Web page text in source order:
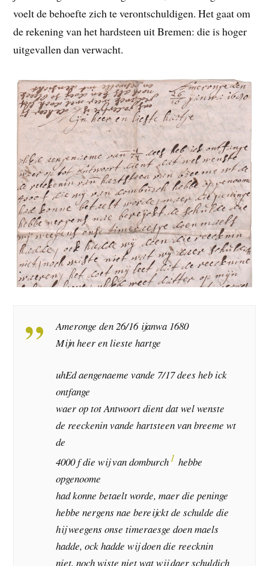
voelt de behoefte zich te verontschuldigen. Het gaat om
de rekening van het hardsteen uit Bremen: die is hoger
uitgevallen dan verwacht.
Ameronge den 26/16 ijanwa 1680
Mijn heer en lieste hartge
uhEd aengenaeme vande 7/17 dees heb ick
ontfange
waer op tot Antwoort dient dat wel wenste
de reeckenin vande hartsteen van breeme wt
de
4000 f die wij van domburch1 hebbe
opgenoome
had konne betaelt worde, maer die peninge
hebbe nergens nae bereijckt de schulde die
hij weegens onse timeraesge doen maels
hadde, ock hadde wij doen die reecknin
niet, noch wiste niet wat wij daer schuldich